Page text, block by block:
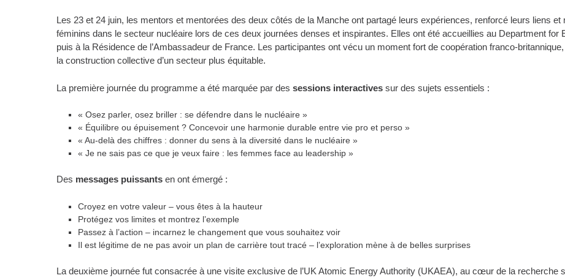
Les 23 et 24 juin, les mentors et mentorées des deux côtés de la Manche ont partagé leurs expériences, renforcé leurs liens
féminins dans le secteur nucléaire lors de ces deux journées denses et inspirantes. Elles ont été accueillies au Department for
puis à la Résidence de l’Ambassadeur de France. Les participantes ont vécu un moment fort de coopération franco-
la construction collective d’un secteur plus équitable.
La première journée du programme a été marquée par des sessions interactivessur des sujets essentiels :
« Osez parler, osez briller : se défendre dans le nucléaire »
« Équilibre ou épuisement ? Concevoir une harmonie durable entre vie pro et perso »
« Au-delà des chiffres : donner du sens à la diversité dans le nucléaire »
« Je ne sais pas ce que je veux faire : les femmes face au leadership »
Des messages puissantsen ont émergé :
Croyez en votre valeur – vous êtes à la hauteur
Protégez vos limites et montrez l’exemple
Passez à l’action – incarnez le changement que vous souhaitez voir
Il est légitime de ne pas avoir un plan de carrière tout tracé – l’exploration mène à de belles surprises
La deuxième journée fut consacrée à une visite exclusive de l’UK Atomic Energy Authority (UKAEA), au cœur de la recherche